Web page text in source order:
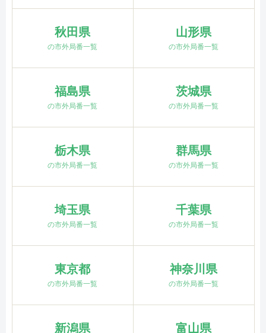
秋田県
の市外局番一覧
山形県
の市外局番一覧
福島県
の市外局番一覧
茨城県
の市外局番一覧
栃木県
の市外局番一覧
群馬県
の市外局番一覧
埼玉県
の市外局番一覧
千葉県
の市外局番一覧
東京都
の市外局番一覧
神奈川県
の市外局番一覧
新潟県 富山県